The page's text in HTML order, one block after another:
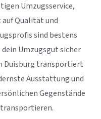
Umzugsservice,
Qualität und
sind bestens
Umzugsgut sicher
Duisburg transportiert
Ausstattung und
Gegenstände